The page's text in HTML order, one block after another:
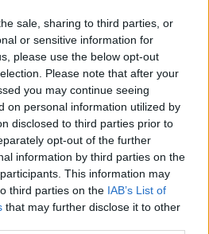
sale, sharing to third parties, or
or sensitive information for
please use the below opt-out
Please note that after your
you may continue seeing
on personal information utilized by
disclosed to third parties prior to
opt-out of the further
information by third parties on the
This information may
third parties on the IAB’s List of
that may further disclose it to other